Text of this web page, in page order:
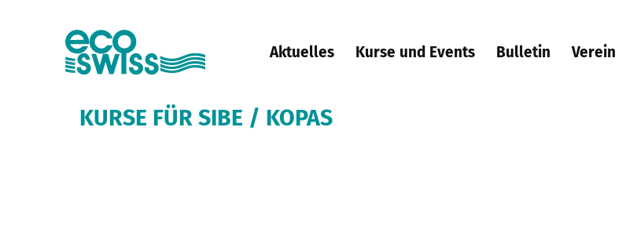
Aktuelles Kurse und Events Bulletin Verein
KURSE FÜR SIBE / KOPAS